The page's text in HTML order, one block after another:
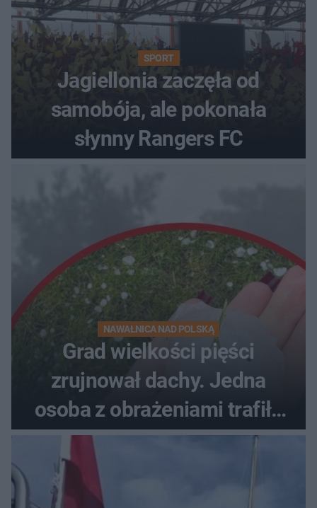
SPORT
Jagiellonia zaczęła od
samobója, ale pokonała
słynny Rangers FC
NAWAŁNICA NAD POLSKĄ
Grad wielkości pięści
zrujnował dachy. Jedna
osoba z obrażeniami trafiła
do szpitala